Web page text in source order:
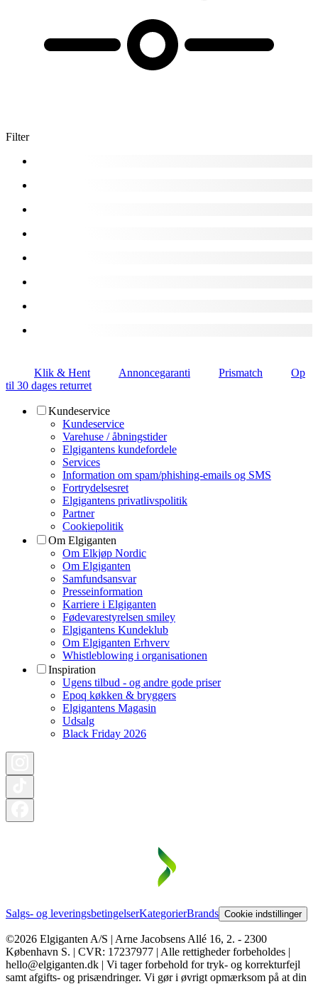
Filter
Klik & Hent Annoncegaranti Prismatch
Op
til 30 dages returret
Kundeservice
Kundeservice
Varehuse / åbningstider
Elgigantens kundefordele
Services
Information om spam/phishing-emails og SMS
Fortrydelsesret
Elgigantens privatlivspolitik
Partner
Cookiepolitik
Om Elgiganten
Om Elkjøp Nordic
Om Elgiganten
Samfundsansvar
Presseinformation
Karriere i Elgiganten
Fødevarestyrelsen smiley
Elgigantens Kundeklub
Om Elgiganten Erhverv
Whistleblowing i organisationen
Inspiration
Ugens tilbud - og andre gode priser
Epoq køkken & bryggers
Elgigantens Magasin
Udsalg
Black Friday 2026
Salgs- og leveringsbetingelserKategorierBrands Cookie indstillinger
©2026 Elgiganten A/S | Arne Jacobsens Allé 16, 2. - 2300
København S. | CVR: 17237977 | Alle rettigheder forbeholdes |
hello@elgiganten.dk | Vi tager forbehold for tryk- og korrekturfejl
samt afgifts- og prisændringer. Vi gør i øvrigt opmærksom på at din